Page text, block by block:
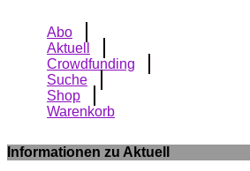
Abo
Aktuell
Crowdfunding
Suche
Shop
Warenkorb
Informationen zu Aktuell